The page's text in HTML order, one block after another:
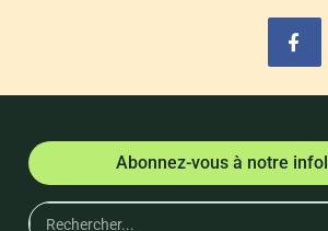
Abonnez-vous à notre